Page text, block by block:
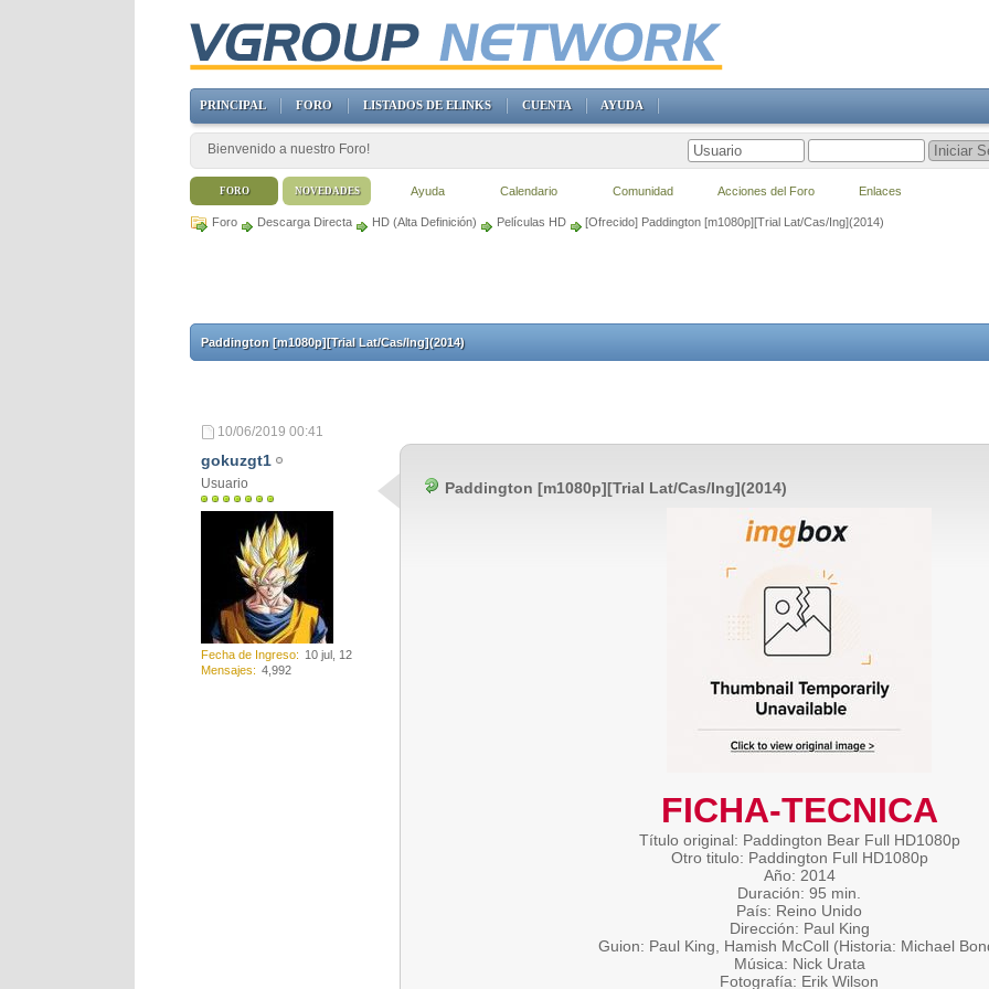
Foro Descarga Directa HD (Alta Definición) Películas HD [Ofrecido] Paddington [m1080p][Trial Lat/Cas/Ing](2014)
Paddington [m1080p][Trial Lat/Cas/Ing](2014)
10/06/2019 00:41
gokuzgt1
Usuario
Fecha de Ingreso
10 jul, 12
Mensajes
4,992
Paddington [m1080p][Trial Lat/Cas/Ing](2014)
FICHA-TECNICA
Título original: Paddington Bear Full HD1080p
Otro titulo: Paddington Full HD1080p
Año: 2014
Duración: 95 min.
País: Reino Unido
Dirección: Paul King
Guion: Paul King, Hamish McColl (Historia: Michael
Música: Nick Urata
Fotografía: Erik Wilson
PRINCIPAL FORO LISTADOS DE ELINKS CUENTA AYUDA
Bienvenido a nuestro Foro!
FORO Ayuda Calendario Comunidad Acciones del Foro Enlaces
NOVEDADES